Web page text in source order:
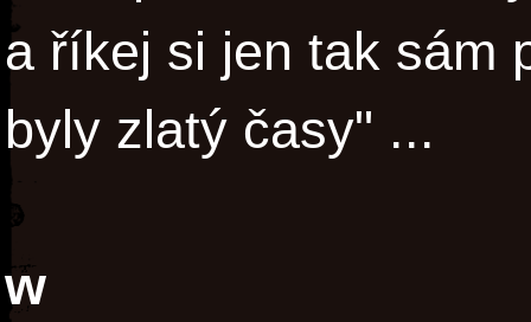
a říkej si jen tak sám
byly zlatý časy" ...
w